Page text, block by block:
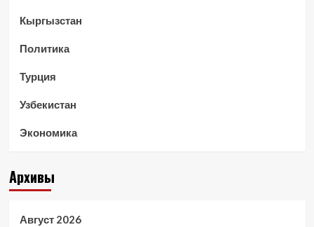
Кыргызстан
Политика
Турция
Узбекистан
Экономика
Архивы
Август 2026